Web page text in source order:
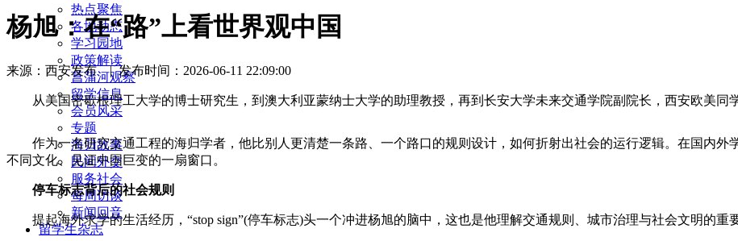
热点聚焦
各地动态
学习园地
政策解读
菖蒲河观察
留学信息
会员风采
专题
海归故事
民间外交
服务社会
每周访谈
新闻回音
留学生杂志
杨旭：在“路”上看世界观中国
来源：西安发布 |发布时间：2026-06-11 22:09:00
从美国密歇根理工大学的博士研究生，到澳大利亚蒙纳士大学的助理教授，再到长安大学未来交通学院副院长，西安欧美同
作为一名研究交通工程的海归学者，他比别人更清楚一条路、一个路口的规则设计，如何折射出社会的运行逻辑。在国内外
不同文化、见证中国巨变的一扇窗口。
停车标志背后的社会规则
提起海外求学的生活经历，“stop sign”(停车标志)头一个冲进杨旭的脑中，这也是他理解交通规则、城市治理与社会文明的重